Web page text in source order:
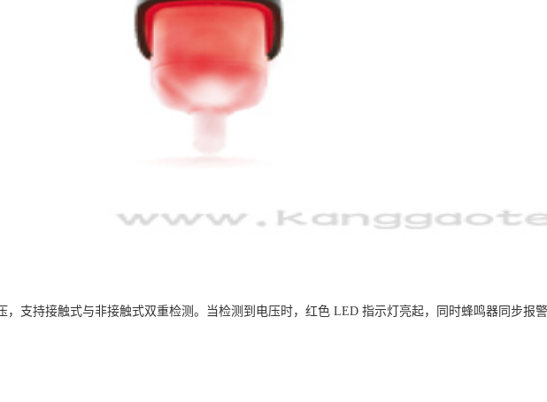
支持接触式与非接触式双重检测。当检测到电压时，红色 LED 指示灯亮起，同时蜂鸣器同步报警